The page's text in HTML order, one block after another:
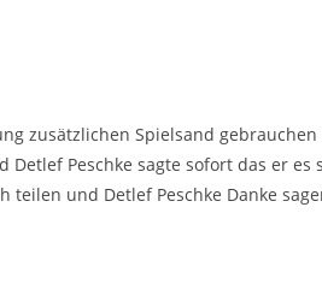
zusätzlichen Spielsand
Peschke sagte sofort das er
und Detlef Peschke Danke